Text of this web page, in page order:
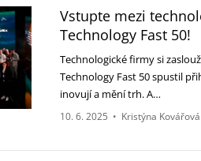
Vstupte mezi
Technology Fast 50!
Technologické firmy si
Technology Fast 50 spustil
inovují a mění trh. A…
10. 6. 2025 • Kristýna Kovářová